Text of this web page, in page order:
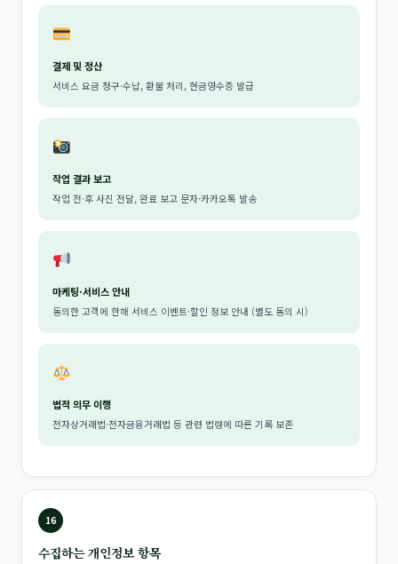
결제 및 정산
서비스 요금 청구·수납, 환불 처리, 현금영수증 발급
작업 결과 보고
작업 전·후 사진 전달, 완료 보고 문자·카카오톡 발송
마케팅·서비스 안내
동의한 고객에 한해 서비스 이벤트·할인 정보 안내 (별도 동의 시)
법적 의무 이행
전자상거래법·전자금융거래법 등 관련 법령에 따른 기록 보존
16
수집하는 개인정보 항목